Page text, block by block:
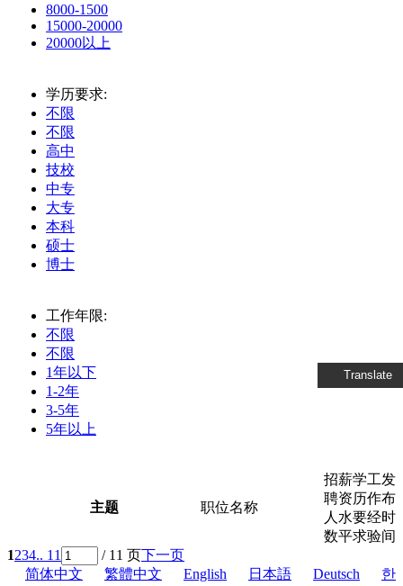
8000-1500
15000-20000
20000以上
学历要求:
不限
不限
高中
技校
中专
大专
本科
硕士
博士
工作年限:
不限
不限
1年以下
1-2年
3-5年
5年以上
主题 职位名称
招
聘
人
数
薪
资
水
平
学
历
要
求
工
作
经
验
发
布
时
间
1234.. 11 / 11 页下一页
Translate
简体中文 繁體中文 English 日本語 Deutsch 한